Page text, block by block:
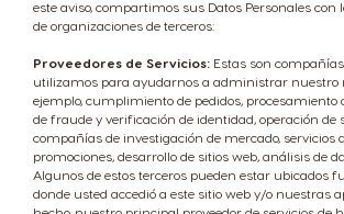
este aviso, compartimos sus Datos Personales con
de organizaciones de terceros:
Proveedores de Servicios: Estas son
utilizamos para ayudarnos a administrar nuestro
ejemplo, cumplimiento de pedidos, procesamiento
de fraude y verificación de identidad, operación de
compañías de investigación de mercado, servicios
promociones, desarrollo de sitios web, análisis de
Algunos de estos terceros pueden estar ubicados
donde usted accedió a este sitio web y/o nuestras
Selector de país
Argentina